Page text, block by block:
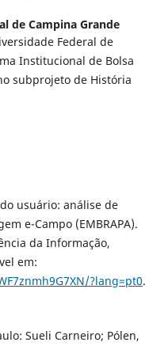
de Campina Grande
Federal de
Institucional de Bolsa
subprojeto de História
usuário: análise de
e-Campo (EMBRAPA).
da Informação,
em:
?lang=pt0.
Sueli Carneiro; Pólen,